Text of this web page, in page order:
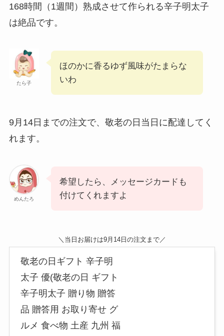
168時間（1週間）熟成させて作られる辛子明太子
は絶品です。
たら子
ほのかに香るゆず風味がたまらな
いわ
9月14日までの注文で、敬老の日当日に配達してく
れます。
めんたろ
希望したら、メッセージカードも
付けてくれますよ
＼当日お届けは9月14日の注文 まで／
敬老の日ギフト 辛子明
太子 優(敬老の日 ギフト
辛子明太子 贈り物 贈答
品 贈答用 お取り寄せ グ
ルメ 食べ物 土産 九州 福